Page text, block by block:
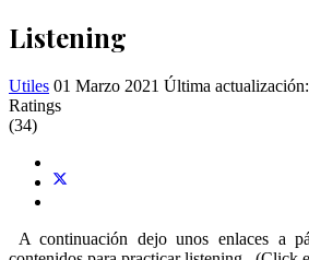
Listening
Utiles 01 Marzo 2021 Última
Ratings
(34)
A continuación dejo unos enlaces a